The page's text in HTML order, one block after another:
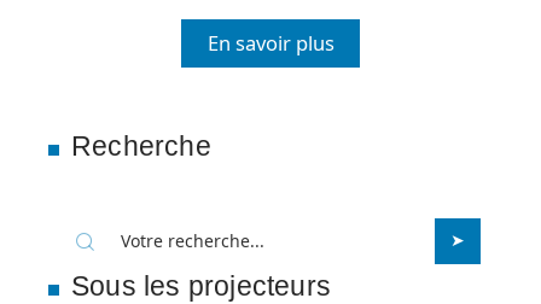
En savoir plus
Recherche
Sous les projecteurs